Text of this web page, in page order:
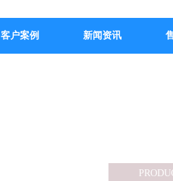
客户案例 新闻资讯